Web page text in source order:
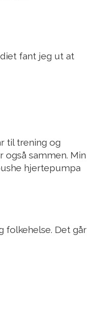
fant jeg ut at
til trening og
sammen. Min
hjertepumpa
folkehelse. Det går